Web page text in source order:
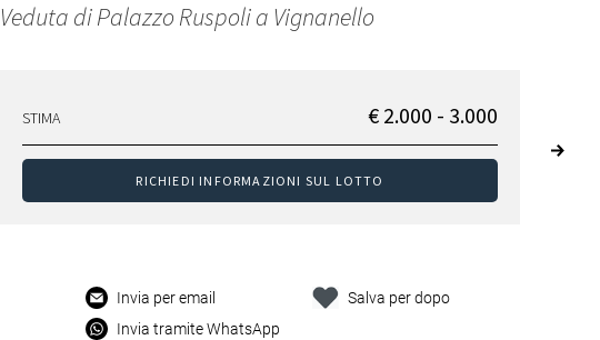
Veduta di Palazzo Ruspoli a Vignanello
STIMA € 2.000 - 3.000
RICHIEDI INFORMAZIONI SUL LOTTO
Invia per email
Invia tramite WhatsApp
Salva per dopo